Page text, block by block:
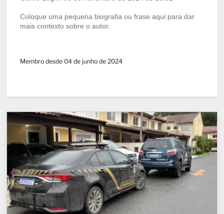
Coloque uma pequena biografia ou frase aqui para dar
mais contexto sobre o autor.
Membro desde 04 de junho de 2024